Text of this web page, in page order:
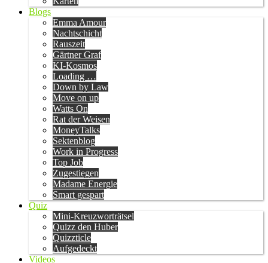
Blogs
Emma Amour
Nachtschicht
Rauszeit
Gärtner Graf
KI-Kosmos
Loading …
Down by Law
Move on up
Watts On
Rat der Weisen
MoneyTalks
Sektenblog
Work in Progress
Top Job
Zugestiegen
Madame Energie
Smart gespart
Quiz
Mini-Kreuzworträtsel
Quizz den Huber
Quizzticle
Aufgedeckt
Videos